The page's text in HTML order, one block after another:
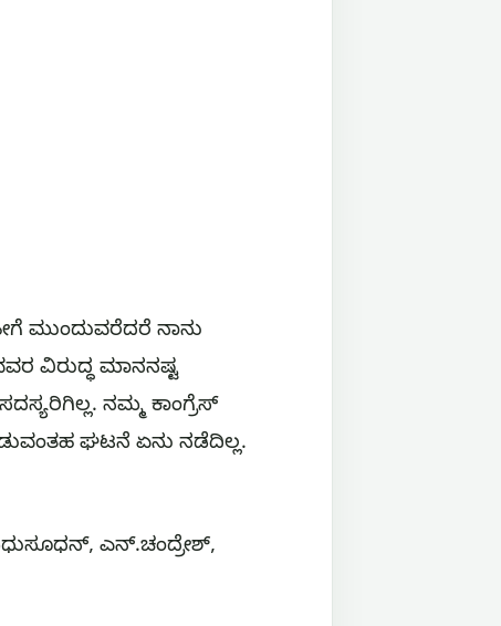
ಮುಂದುವರೆದರೆ ನಾನು
ವಿರುದ್ಧ ಮಾನನಷ್ಟ
ನಮ್ಮ ಕಾಂಗ್ರೆಸ್
ಘಟನೆ ಏನು ನಡೆದಿಲ್ಲ.
ಎನ್.ಚಂದ್ರೇಶ್,